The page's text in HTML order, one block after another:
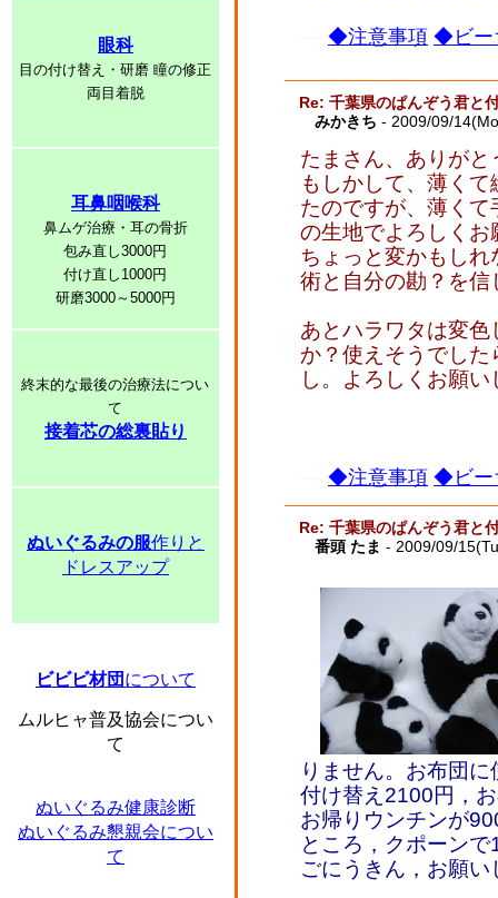
眼科
目の付け替え・研磨 瞳の修正
両目着脱
耳鼻咽喉科
鼻ムゲ治療・耳の骨折
包み直し3000円
付け直し1000円
研磨3000～5000円
終末的な最後の治療法につい
て
接着芯の総裏貼り
ぬいぐるみの服作りと
ドレスアップ
ビビビ材団 について
ムルヒャ普及協会につい
て
ぬいぐるみ健康診断
ぬいぐるみ懇親会につい
て
◆注意事項 ◆ビー
Re: 千葉県のぱんぞう君と
みかきち - 2009/09/
たまさん、ありがと
もしかして、薄く
たのですが、薄く
の生地でよろしくお
ちょっと変かもし
術と自分の勘？を
あとハラワタは変
か？使えそうでし
し。よろしくお願い
◆注意事項 ◆ビー
Re: 千葉県のぱんぞう君と
番頭 たま - 2009/09/
りません。お布団
付け替え2100円，
お帰りウンチンが
ところ，クポーン
ごにうきん，お願い